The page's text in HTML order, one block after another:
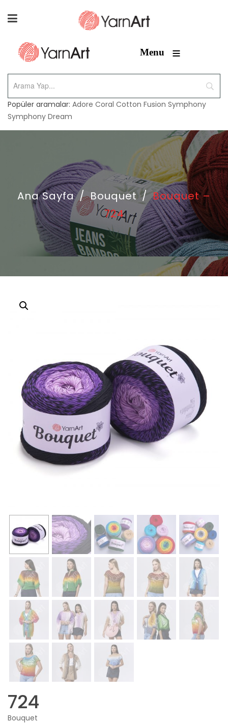
Menu ≡
Popüler aramalar: Adore Coral Cotton Fusion Symphony
Symphony Dream
Ana Sayfa / Bouquet / Bouquet –
724
724
Bouquet